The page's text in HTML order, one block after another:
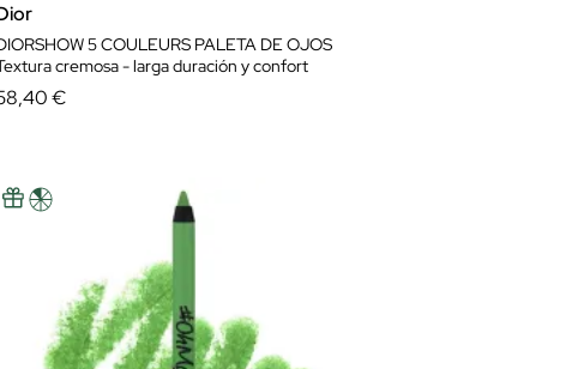
5 COULEURS PALETA DE OJOS
cremosa - larga duración y confort
€